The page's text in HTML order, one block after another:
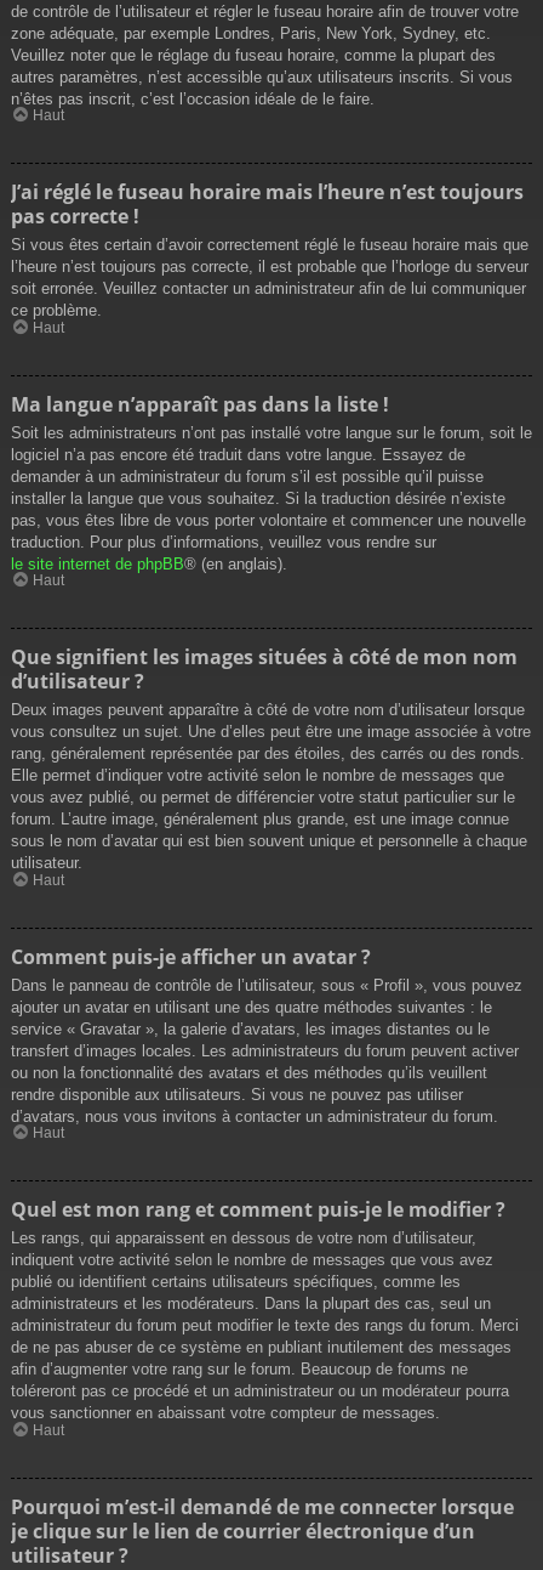
de contrôle de l’utilisateur et régler le fuseau horaire afin de trouver votre
zone adéquate, par exemple Londres, Paris, New York, Sydney, etc.
Veuillez noter que le réglage du fuseau horaire, comme la plupart des
autres paramètres, n’est accessible qu’aux utilisateurs inscrits. Si vous
n’êtes pas inscrit, c’est l’occasion idéale de le faire.
Haut
J’ai réglé le fuseau horaire mais l’heure n’est toujours
pas correcte !
Si vous êtes certain d’avoir correctement réglé le fuseau horaire mais que
l’heure n’est toujours pas correcte, il est probable que l’horloge du serveur
soit erronée. Veuillez contacter un administrateur afin de lui communiquer
ce problème.
Haut
Ma langue n’apparaît pas dans la liste !
Soit les administrateurs n’ont pas installé votre langue sur le forum, soit le
logiciel n’a pas encore été traduit dans votre langue. Essayez de
demander à un administrateur du forum s’il est possible qu’il puisse
installer la langue que vous souhaitez. Si la traduction désirée n’existe
pas, vous êtes libre de vous porter volontaire et commencer une nouvelle
traduction. Pour plus d’informations, veuillez vous rendre sur
le site internet de phpBB® (en anglais).
Haut
Que signifient les images situées à côté de mon nom
d’utilisateur ?
Deux images peuvent apparaître à côté de votre nom d’utilisateur lorsque
vous consultez un sujet. Une d’elles peut être une image associée à votre
rang, généralement représentée par des étoiles, des carrés ou des ronds.
Elle permet d’indiquer votre activité selon le nombre de messages que
vous avez publié, ou permet de différencier votre statut particulier sur le
forum. L’autre image, généralement plus grande, est une image connue
sous le nom d’avatar qui est bien souvent unique et personnelle à chaque
utilisateur.
Haut
Comment puis-je afficher un avatar ?
Dans le panneau de contrôle de l’utilisateur, sous « Profil », vous pouvez
ajouter un avatar en utilisant une des quatre méthodes suivantes : le
service « Gravatar », la galerie d’avatars, les images distantes ou le
transfert d’images locales. Les administrateurs du forum peuvent activer
ou non la fonctionnalité des avatars et des méthodes qu’ils veuillent
rendre disponible aux utilisateurs. Si vous ne pouvez pas utiliser
d’avatars, nous vous invitons à contacter un administrateur du forum.
Haut
Quel est mon rang et comment puis-je le modifier ?
Les rangs, qui apparaissent en dessous de votre nom d’utilisateur,
indiquent votre activité selon le nombre de messages que vous avez
publié ou identifient certains utilisateurs spécifiques, comme les
administrateurs et les modérateurs. Dans la plupart des cas, seul un
administrateur du forum peut modifier le texte des rangs du forum. Merci
de ne pas abuser de ce système en publiant inutilement des messages
afin d’augmenter votre rang sur le forum. Beaucoup de forums ne
toléreront pas ce procédé et un administrateur ou un modérateur pourra
vous sanctionner en abaissant votre compteur de messages.
Haut
Pourquoi m’est-il demandé de me connecter lorsque
je clique sur le lien de courrier électronique d’un
utilisateur ?